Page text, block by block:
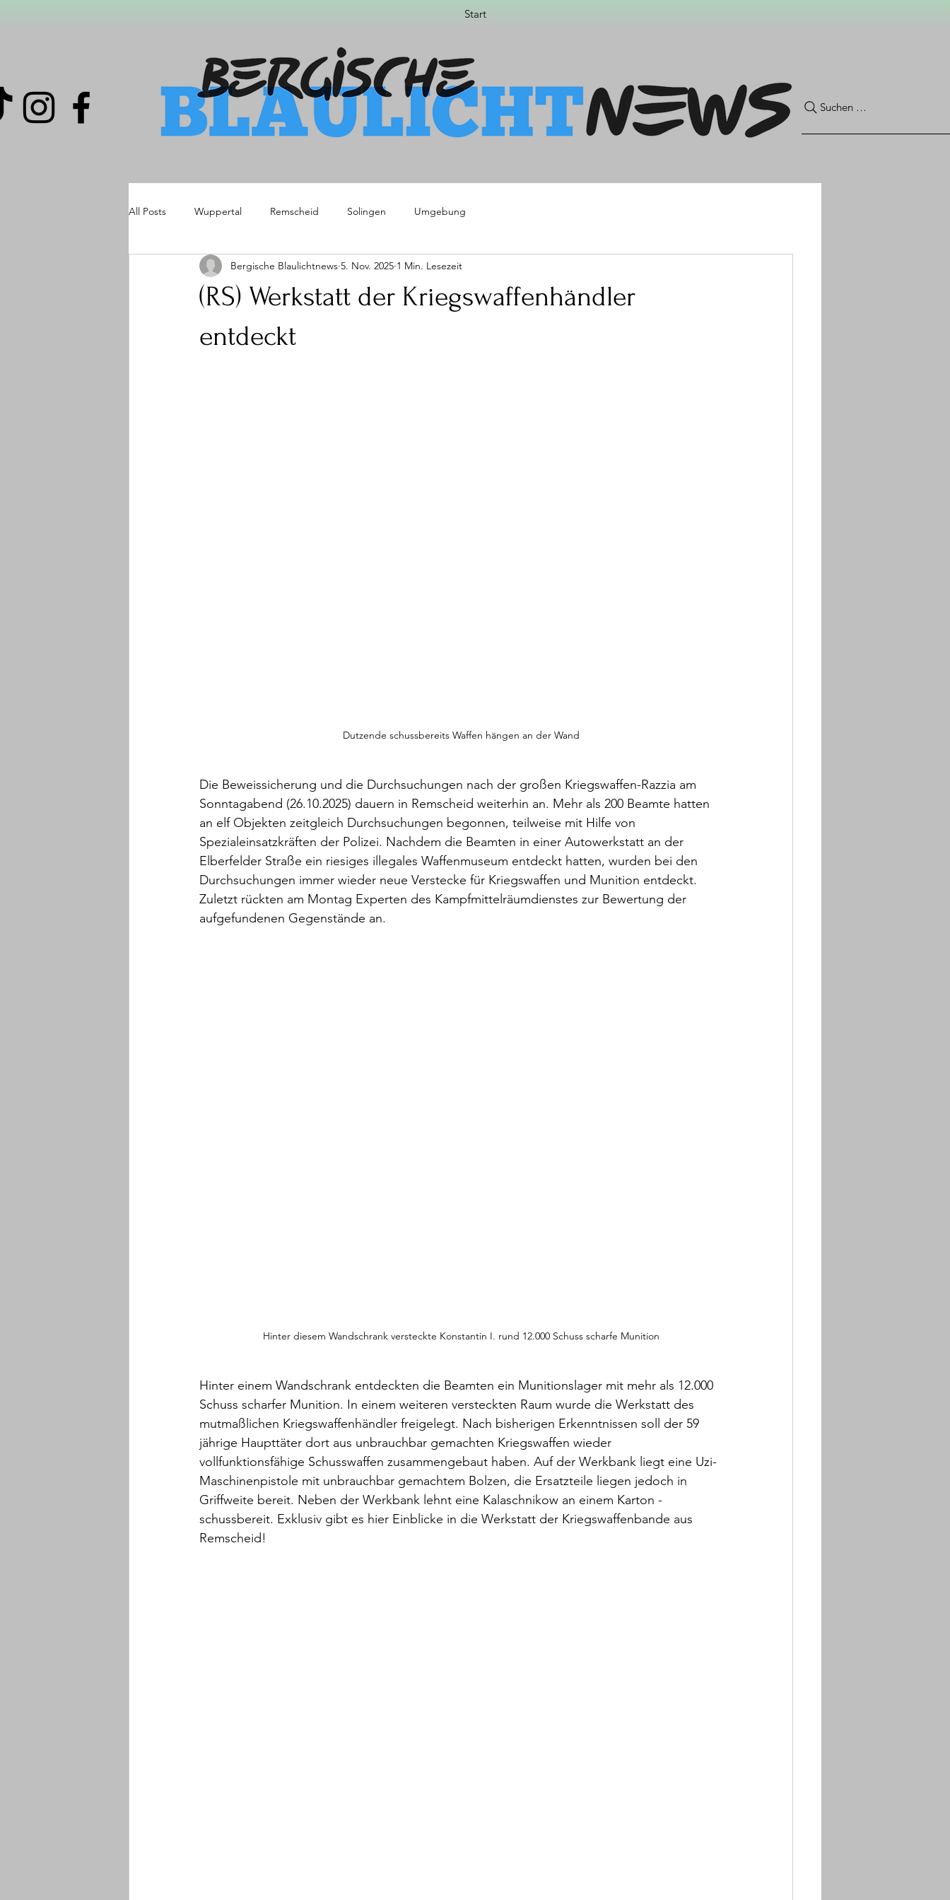
Start
Suchen …
All Posts Wuppertal Remscheid Solingen Umgebung
(RS) Werkstatt der Kriegswaffenhändler
entdeckt
Bergische Blaulichtnews 5. Nov. 2025 1 Min. Lesezeit
Dutzende schussbereits Waffen hängen an der Wand
Die Beweissicherung und die Durchsuchungen nach der großen Kriegswaffen-Razzia am
Sonntagabend (26.10.2025) dauern in Remscheid weiterhin an. Mehr als 200 Beamte hatten
an elf Objekten zeitgleich Durchsuchungen begonnen, teilweise mit Hilfe von
Spezialeinsatzkräften der Polizei. Nachdem die Beamten in einer Autowerkstatt an der
Elberfelder Straße ein riesiges illegales Waffenmuseum entdeckt hatten, wurden bei den
Durchsuchungen immer wieder neue Verstecke für Kriegswaffen und Munition entdeckt.
Zuletzt rückten am Montag Experten des Kampfmittelräumdienstes zur Bewertung der
aufgefundenen Gegenstände an.
Hinter diesem Wandschrank versteckte Konstantin I. rund 12.000 Schuss scharfe Munition
Hinter einem Wandschrank entdeckten die Beamten ein Munitionslager mit mehr als 12.000
Schuss scharfer Munition. In einem weiteren versteckten Raum wurde die Werkstatt des
mutmaßlichen Kriegswaffenhändler freigelegt. Nach bisherigen Erkenntnissen soll der 59
jährige Haupttäter dort aus unbrauchbar gemachten Kriegswaffen wieder
vollfunktionsfähige Schusswaffen zusammengebaut haben. Auf der Werkbank liegt eine Uzi-
Maschinenpistole mit unbrauchbar gemachtem Bolzen, die Ersatzteile liegen jedoch in
Griffweite bereit. Neben der Werkbank lehnt eine Kalaschnikow an einem Karton -
schussbereit. Exklusiv gibt es hier Einblicke in die Werkstatt der Kriegswaffenbande aus
Remscheid!